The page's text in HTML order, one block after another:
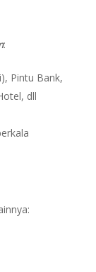
:
Pintu Bank,
dll